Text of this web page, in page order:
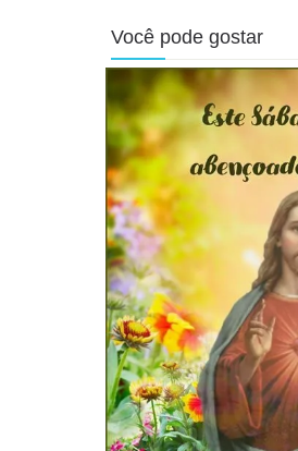
Você pode gostar